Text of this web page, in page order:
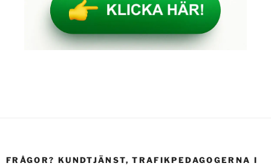
FRÅGOR? KUNDTJÄNST, TRAFIKPEDAGOGERNA I